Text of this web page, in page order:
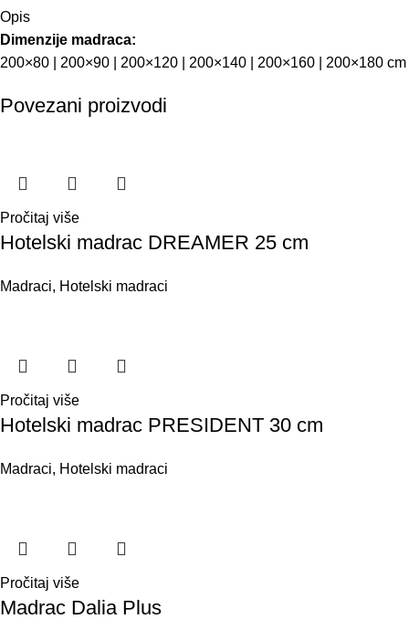
Opis
Dimenzije madraca:
200×80 | 200×90 | 200×120 | 200×140 | 200×160 | 200×180 cm
Povezani proizvodi
Pročitaj više
Hotelski madrac DREAMER 25 cm
Madraci, Hotelski madraci
Pročitaj više
Hotelski madrac PRESIDENT 30 cm
Madraci, Hotelski madraci
Pročitaj više
Madrac Dalia Plus